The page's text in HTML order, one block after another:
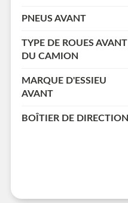
PNEUS AVANT
TYPE DE ROUES AVANT
DU CAMION
MARQUE D'ESSIEU
AVANT
BOÎTIER DE DIRECTION